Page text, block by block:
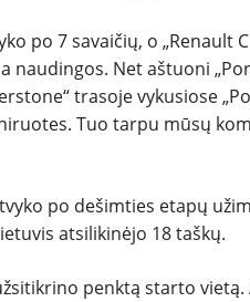
ĮVAIRENYBĖS
po 7 savaičių, o „Renault
naudingos. Net aštuoni
trasoje vykusiose
Tuo tarpu mūsų
po dešimties etapų
atsilikinėjo 18 taškų.
penktą starto